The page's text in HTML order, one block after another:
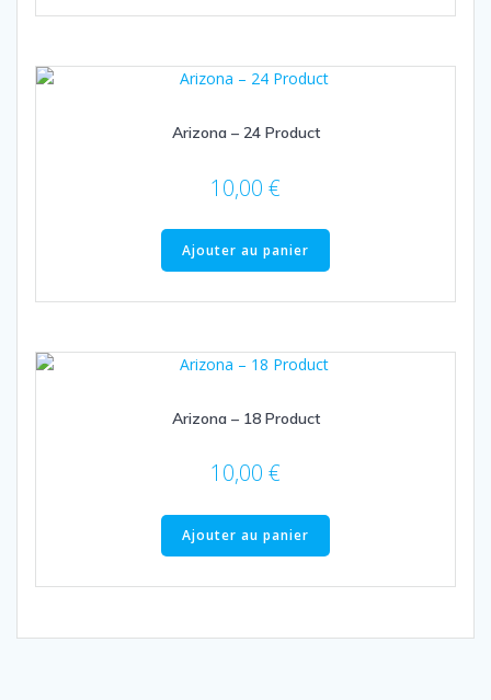
Arizona – 24 Product
10,00 €
Ajouter au panier
Arizona – 18 Product
10,00 €
Ajouter au panier